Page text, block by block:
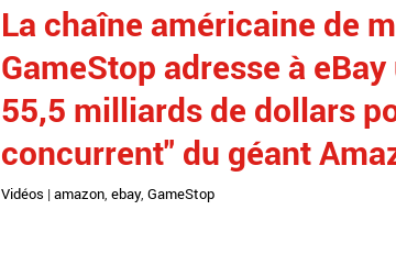
La chaîne américaine de
GameStop adresse à
55,5 milliards de dollars
concurrent" du géant
Vidéos | amazon, ebay, GameStop